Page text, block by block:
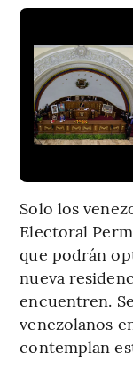
Solo los
Electoral
que podrán
nueva
encuentren.
venezolanos
contemplan